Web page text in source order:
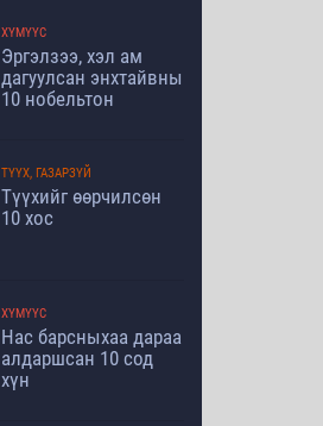
ХҮМҮҮС
Эргэлзээ, хэл ам
дагуулсан энхтайвны
10 нобельтон
ТҮҮХ, ГАЗАРЗҮЙ
Түүхийг өөрчилсөн
10 хос
ХҮМҮҮС
Нас барсныхаа дараа
алдаршсан 10 сод
хүн